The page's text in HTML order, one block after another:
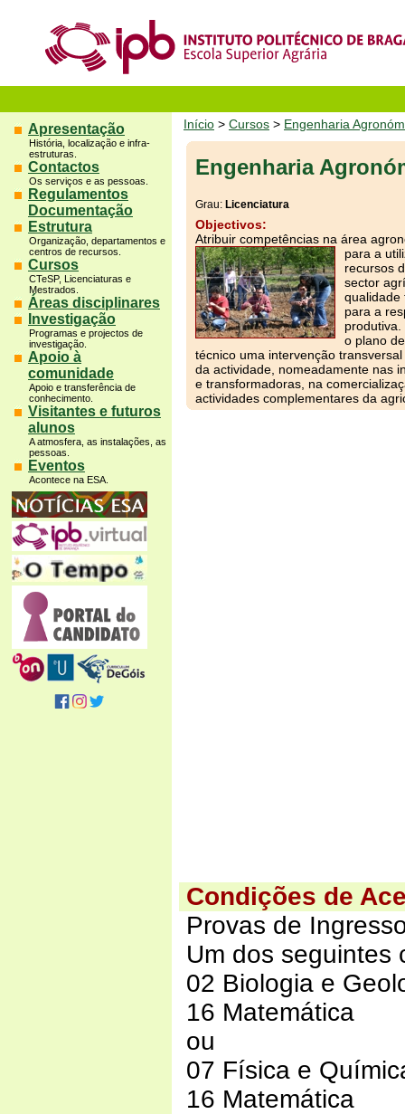
Apresentação
História, localização e infra-
estruturas.
Contactos
Os serviços e as pessoas.
Regulamentos
Documentação
Estrutura
Organização, departamentos e
centros de recursos.
Cursos
CTeSP, Licenciaturas e
Mestrados.
Áreas disciplinares
Investigação
Programas e projectos de
investigação.
Apoio à
comunidade
Apoio e transferência de
conhecimento.
Visitantes e futuros
alunos
A atmosfera, as instalações, as
pessoas.
Eventos
Acontece na ESA.
Início > Cursos > Engenharia
Engenharia
Grau: Licenciatura
Objectivos:
Atribuir competências na área
para a
recursos
sector
qualidade
para a
o plano
técnico uma intervenção
da actividade, nomeadamente nas
e transformadoras, na
actividades complementares da
Condições de
Provas de
Um dos seguintes
02 Biologia e
16 Matemática
ou
07 Física e
16 Matemática